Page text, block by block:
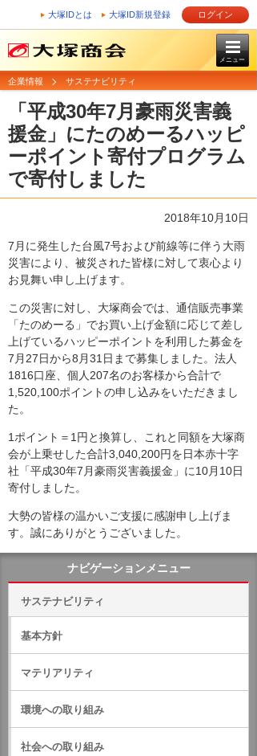
大塚IDとは 大塚ID新規登録 ログイン
メニュー
企業情報 サステナビリティ
「平成30年7月豪雨災害義
援金」にたのめーるハッピ
ーポイント寄付プログラム
で寄付しました
2018年10月10日
7月に発生した台風7号および前線等に伴う大雨
災害により、被災された皆様に対して衷心より
お見舞い申し上げます。
この災害に対し、大塚商会では、通信販売事業
「たのめーる」でお買い上げ金額に応じて差し
上げているハッピーポイントを利用した募金を
7月27日から8月31日まで募集しました。法人
1816口座、個人207名のお客様から合計で
1,520,100ポイントの申し込みをいただきまし
た。
1ポイント＝1円と換算し、これと同額を大塚商
会が上乗せした合計3,040,200円を日本赤十字
社「平成30年7月豪雨災害義援金」に10月10日
寄付しました。
大勢の皆様の温かいご支援に感謝申し上げま
す。誠にありがとうございました。
ナビゲーションメニュー
サステナビリティ
基本方針
マテリアリティ
環境への取り組み
社会への取り組み